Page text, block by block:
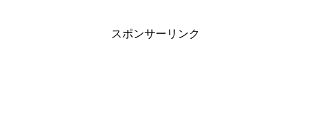
スポンサーリンク